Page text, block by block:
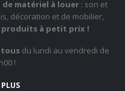
de matériel à louer : son et
décoration et de mobilier,
produits à petit prix !
tousdu lundi au vendredi de
!